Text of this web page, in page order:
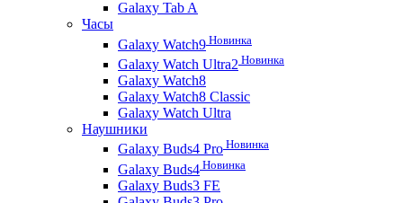
Galaxy Tab A
Часы
Galaxy Watch9 Новинка
Galaxy Watch Ultra2 Новинка
Galaxy Watch8
Galaxy Watch8 Classic
Galaxy Watch Ultra
Наушники
Galaxy Buds4 Pro Новинка
Galaxy Buds4 Новинка
Galaxy Buds3 FE